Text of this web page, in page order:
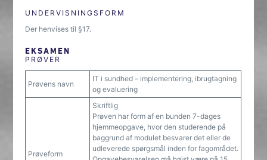
UNDERVISNINGSFORM
Der henvises til §17.
EKSAMEN
PRØVER
Prøvens navn
IT i sundhed – implementering, ibrugtagning
og evaluering
Prøveform
Skriftlig
Prøven har form af en bunden 7-dages
hjemmeopgave, hvor den studerende på
baggrund af modulet besvarer det eller de
udleverede spørgsmål inden for fagområdet.